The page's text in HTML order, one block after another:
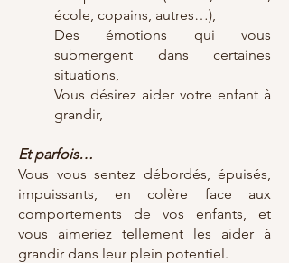
école, copains, autres…),
Des émotions qui vous
submergent dans certaines
situations,
Vous désirez aider votre enfant à
grandir,
Et parfois…
Vous vous sentez débordés, épuisés,
impuissants, en colère face aux
comportements de vos enfants, et
vous aimeriez tellement les aider à
grandir dans leur plein potentiel.